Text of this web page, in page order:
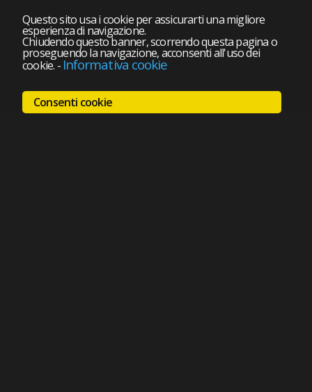
Questo sito usa i cookie per assicurarti una migliore
esperienza di navigazione.
Chiudendo questo banner, scorrendo questa pagina o
proseguendo la navigazione, acconsenti all'uso dei
cookie. - Informativa cookie
Consenti cookie